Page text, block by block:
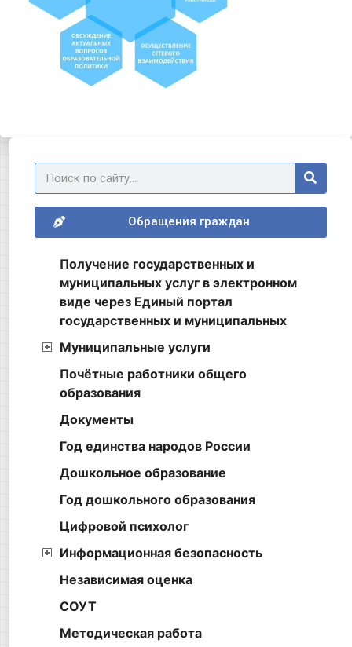
Обращения граждан
Получение государственных и
муниципальных услуг в электронном
виде через Единый портал
государственных и муниципальных
Муниципальные услуги
Почётные работники общего
образования
Документы
Год единства народов России
Дошкольное образование
Год дошкольного образования
Цифровой психолог
Информационная безопасность
Независимая оценка
СОУТ
Методическая работа